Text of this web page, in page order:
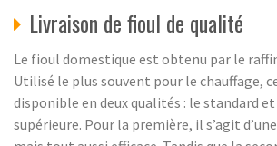
Livraison de fioul de qualité
Le fioul domestique est obtenu par le
Utilisé le plus souvent pour le chauffage,
disponible en deux qualités : le standard
supérieure. Pour la première, il s’agit